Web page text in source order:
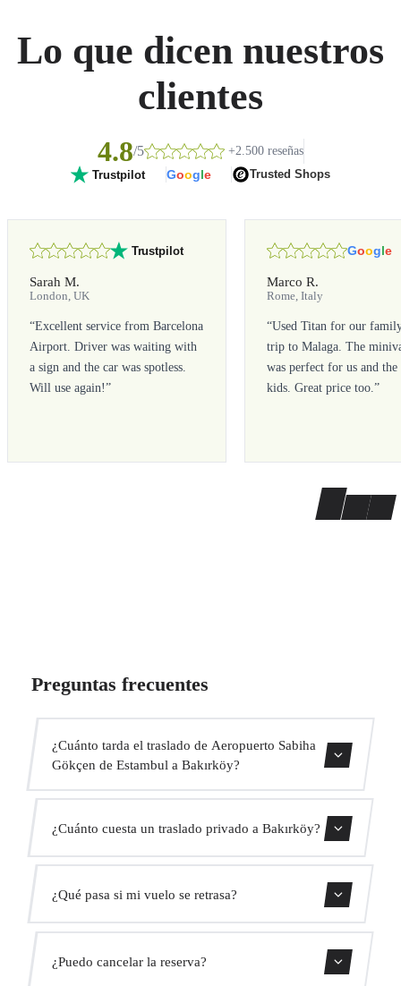
Lo que dicen nuestros
clientes
4.8/5 +2.500 reseñas
Trustpilot Google Trusted Shops
Trustpilot
Sarah M.
London, UK
“Excellent service from Barcelona
Airport. Driver was waiting with
a sign and the car was spotless.
Will use again!”
Google
Marco R.
Rome, Italy
“Used Titan for our
trip to Malaga. The
was perfect for us and the
kids. Great price too.”
Preguntas frecuentes
¿Cuánto tarda el traslado de Aeropuerto Sabiha
Gökçen de Estambul a Bakırköy?
¿Cuánto cuesta un traslado privado a Bakırköy?
Usa nuestro formulario de reserva para obtener un precio
fijo al instante. Sin cargos ocultos.
¿Qué pasa si mi vuelo se retrasa?
conductor ajustará automáticamente la hora de recogida
¿Puedo cancelar la reserva?